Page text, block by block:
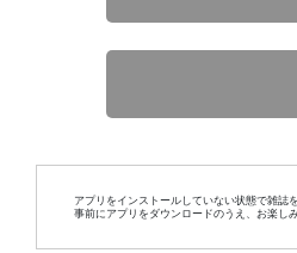
アプリをインストールしていない状態で雑誌
事前にアプリをダウンロードのうえ、お楽し